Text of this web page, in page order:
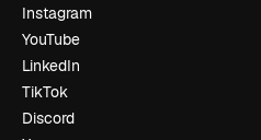
Instagram
YouTube
LinkedIn
TikTok
Discord